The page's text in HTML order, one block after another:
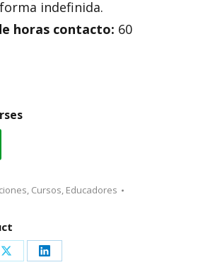
indefinida.
horas contacto: 60
, Cursos, Educadores
Share Share